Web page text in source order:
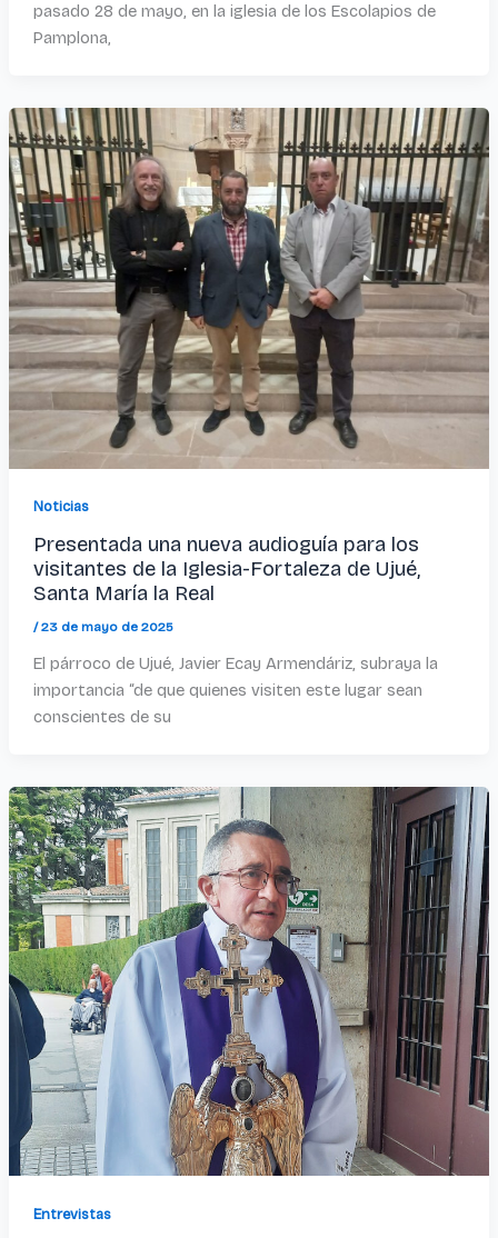
pasado 28 de mayo, en la iglesia de los Escolapios de
Pamplona,
Noticias
Presentada una nueva audioguía para los
visitantes de la Iglesia-Fortaleza de Ujué,
Santa María la Real
/23 de mayo de 2025
El párroco de Ujué, Javier Ecay Armendáriz, subraya la
importancia “de que quienes visiten este lugar sean
conscientes de su
Entrevistas